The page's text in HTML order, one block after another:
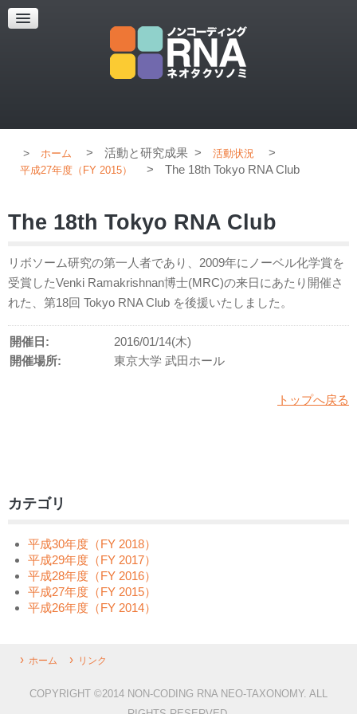
超解像顕微鏡
超解像顕微鏡の紹介
ホーム > 活動と研究成果 > 活動状況 >
平成27年度（FY 2015） > The 18th Tokyo RNA Club
The 18th Tokyo RNA Club
リボソーム研究の第一人者であり、2009年にノーベル化学賞を
受賞したVenki Ramakrishnan博士(MRC)の来日にあたり開催さ
れた、第18回 Tokyo RNA Club を後援いたしました。
開催日:
2016/01/14(木)
開催場所:
東京大学 武田ホール
トップへ戻る
カテゴリ
平成30年度（FY 2018）
平成29年度（FY 2017）
平成28年度（FY 2016）
平成27年度（FY 2015）
平成26年度（FY 2014）
ホーム リンク
COPYRIGHT ©2014 NON-CODING RNA NEO-TAXONOMY. ALL